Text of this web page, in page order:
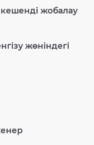
жобалау
жөніндегі